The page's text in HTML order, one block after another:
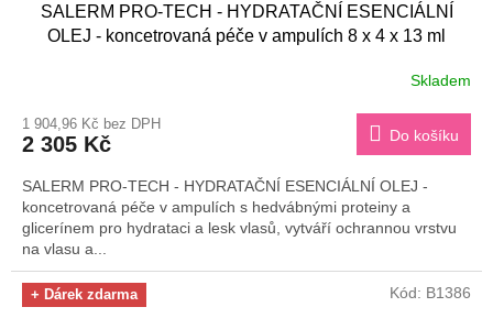
SALERM PRO-TECH - HYDRATAČNÍ ESENCIÁLNÍ
OLEJ - koncetrovaná péče v ampulích 8 x 4 x 13 ml
Skladem
1 904,96 Kč bez DPH
2 305 Kč Do košíku
SALERM PRO-TECH - HYDRATAČNÍ ESENCIÁLNÍ OLEJ -
koncetrovaná péče v ampulích s hedvábnými proteiny a
glicerínem pro hydrataci a lesk vlasů, vytváří ochrannou vrstvu
na vlasu a...
+ Dárek zdarma Kód: B1386